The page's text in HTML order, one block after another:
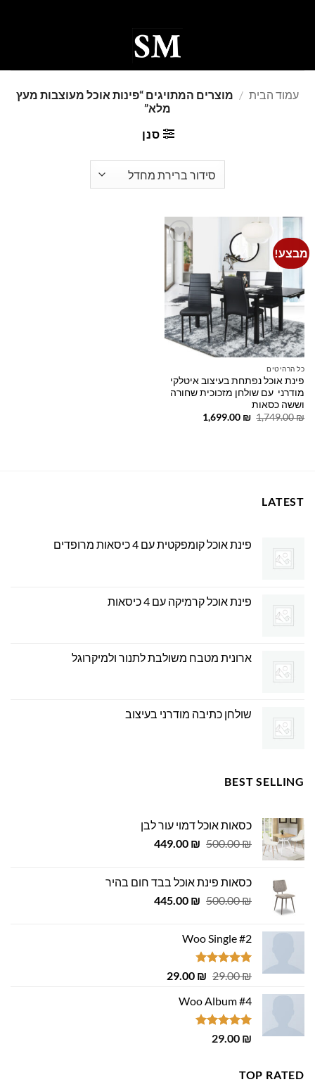
עמוד הבית / מוצרים המתויגים “פינות אוכל מעוצבות מעץ
מלא”
סנן
מבצע!
Add to
wishlist
כל הרהיטים
פינת אוכל נפתחת בעיצוב איטלקי
מודרני עם שולחן מזכוכית שחורה
וששה כסאות
1,749.00₪
המחיר
1,699.00 ₪
המחיר
LATEST
פינת אוכל קומפקטית עם 4 כיסאות מרופדים
פינת אוכל קרמיקה עם 4 כיסאות
ארונית מטבח משולבת לתנור ולמיקרוגל
שולחן כתיבה מודרני בעיצוב
BEST SELLING
כסאות אוכל דמוי עור לבן
500.00₪
המחיר
500.00 ₪.
449.00 ₪
המחיר
449.00 ₪.
כסאות פינת אוכל בבד חום בהיר
500.00₪
המחיר
500.00 ₪.
445.00 ₪
המחיר
Woo Single #2
דורג4.75
29.00₪
המחיר
היה:
29.00 ₪.
29.00 ₪
המחיר
Woo Album #4
דורג5.00
29.00 ₪
TOP RATED